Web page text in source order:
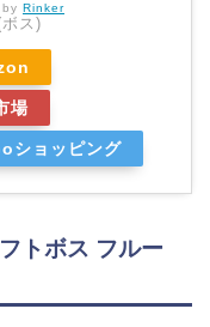
Rinker
ス)
場
ショッピング
トボス フルー